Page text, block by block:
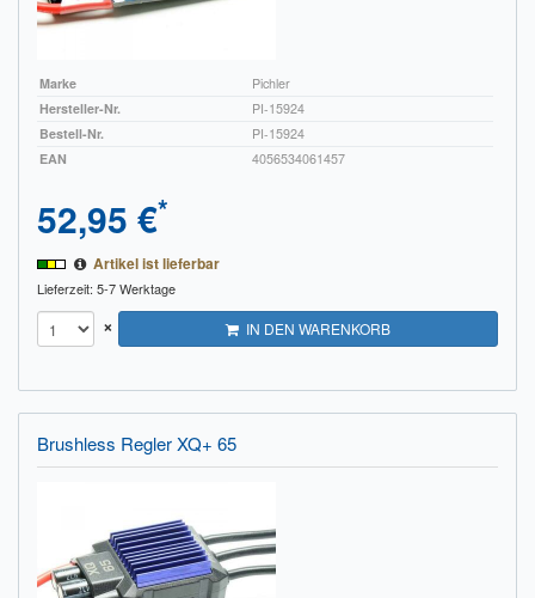
Marke
Pichler
Hersteller-Nr.
PI-15924
Bestell-Nr.
PI-15924
EAN
4056534061457
52,95 €*
Artikel ist lieferbar
Lieferzeit: 5-7 Werktage
× IN DEN WARENKORB
Brushless Regler XQ+ 65